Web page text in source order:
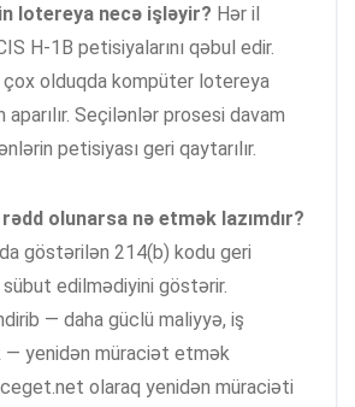
lotereya necə işləyir? Hər il
H-1B petisiyalarını qəbul edir.
olduqda kompüter lotereya
Seçilənlər prosesi davam
petisiyası geri qaytarılır.
olunarsa nə etmək lazımdır?
göstərilən 214(b) kodu geri
edilmədiyini göstərir.
— daha güclü maliyyə, iş
— yenidən müraciət etmək
olaraq yenidən müraciəti